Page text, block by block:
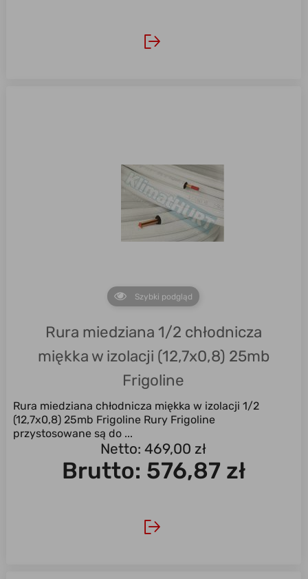
Szybki podgląd
Rura miedziana 1/2 chłodnicza
miękka w izolacji (12,7x0,8) 25mb
Frigoline
Rura miedziana chłodnicza miękka w izolacji 1/2
(12,7x0,8) 25mb Frigoline Rury Frigoline
przystosowane są do ...
Netto: 469,00 zł
Brutto: 576,87 zł